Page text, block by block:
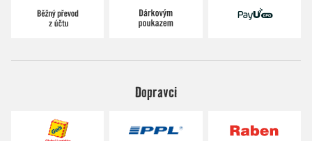
Dopravci